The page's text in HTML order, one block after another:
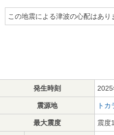
この地震による津波の心配はあり
発生時刻
震源地 ト
最大震度 震度1